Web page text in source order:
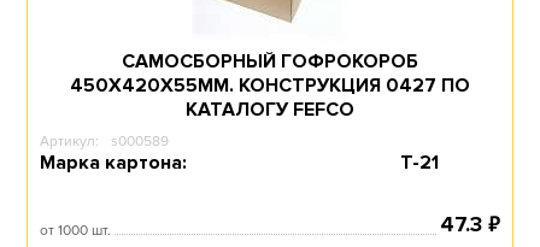
САМОСБОРНЫЙ ГОФРОКОРОБ
450Х420Х55ММ. КОНСТРУКЦИЯ 0427 ПО
КАТАЛОГУ FEFCO
Артикул: s000589
Марка картона: Т-21
от 1000 шт. 47.3 ₽